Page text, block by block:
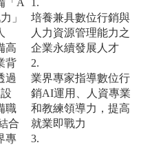
」
高
背
過
職
合
專
培養兼具數位行銷與
人力資源管理能力之
企業永續發展人才
2.
業界專家指導數位行
銷AI運用、人資專業
和教練領導力，提高
就業即戰力
3.